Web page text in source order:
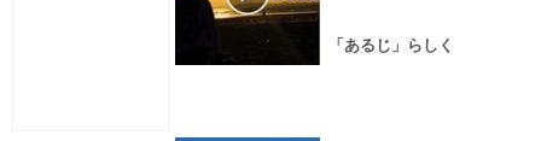
「あるじ」らしく